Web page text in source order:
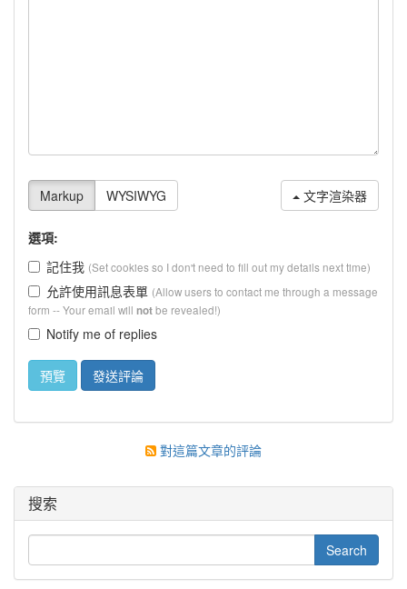
文字渲染器
選項:
記住我 (Set cookies so I don't need to fill out my details next time)
允許使用訊息表單 (Allow users to contact me through a message
form -- Your email will notbe revealed!)
Notify me of replies
對這篇文章的評論
搜索